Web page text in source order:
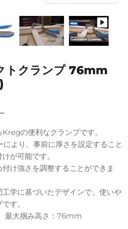
トクランプ 76mm
の便利なクランプです。
より、事前に厚さを設定すること
が可能です。
け強さを調整することができま
学に基づいたデザインで、使いや
す。
最大掴み高さ：76mm